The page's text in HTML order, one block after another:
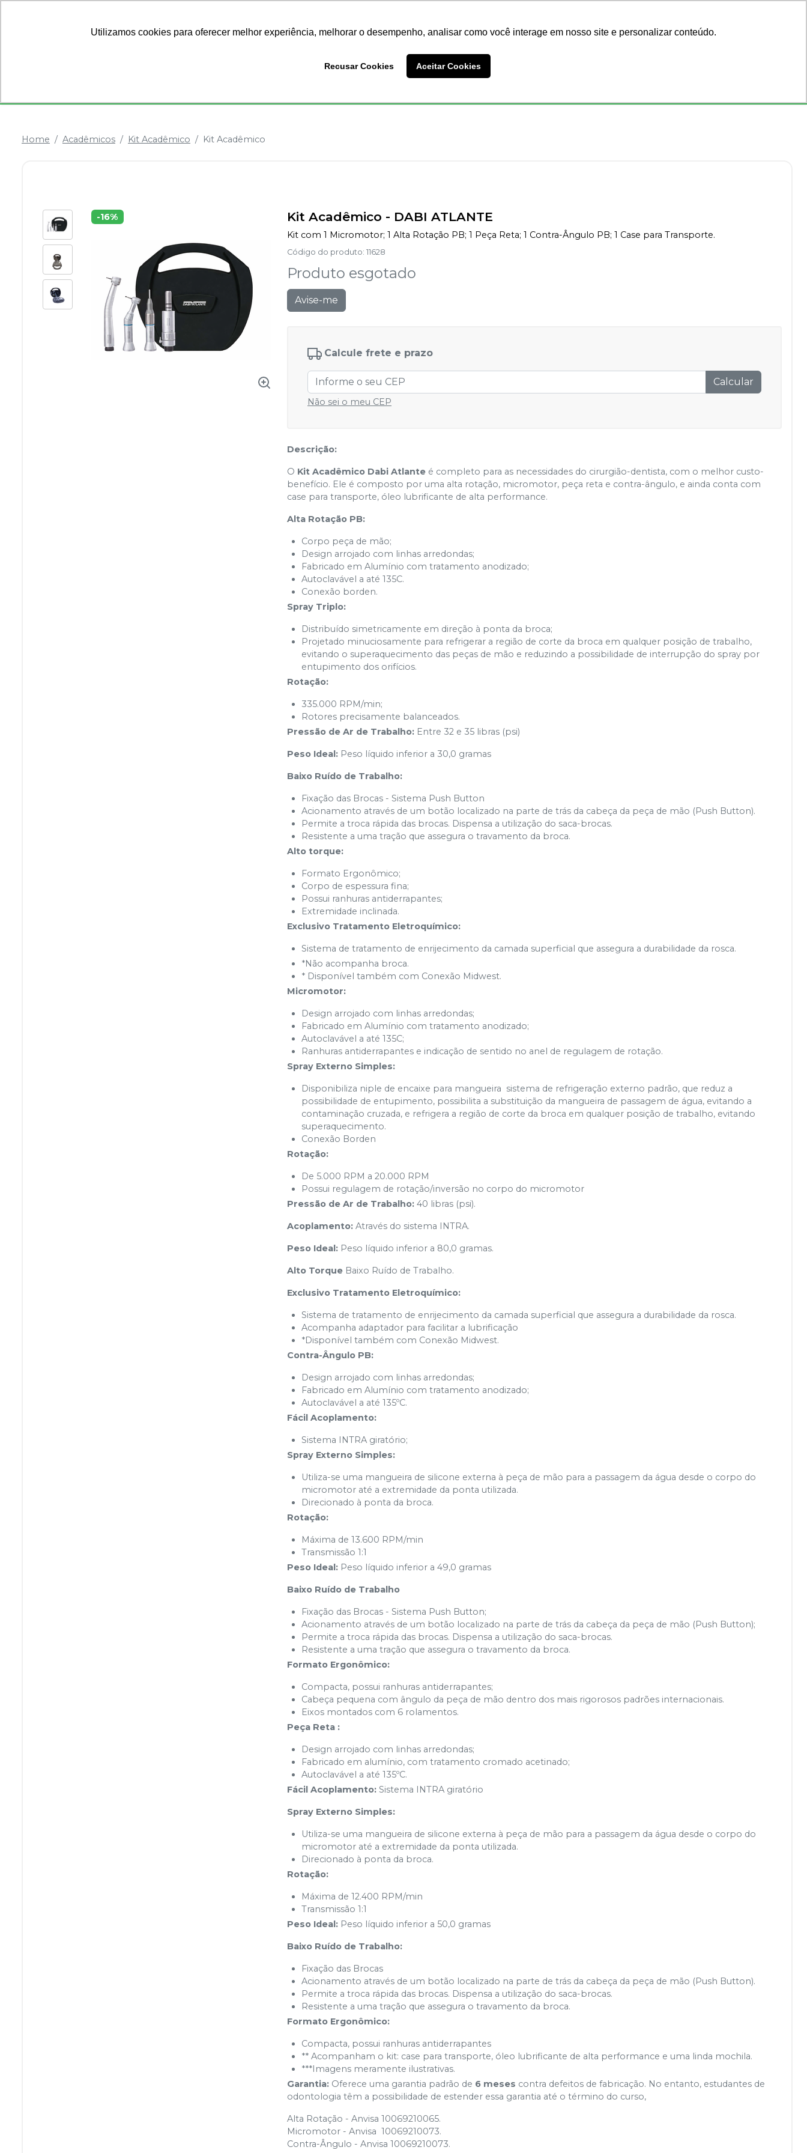
Utilizamos cookies para oferecer melhor experiência, melhorar o desempenho, analisar como você interage em nosso site e personalizar conteúdo.
Recusar Cookies Aceitar Cookies
Home Acadêmicos Kit Acadêmico Kit Acadêmico
-16% Kit Acadêmico - DABI ATLANTE
Kit com 1 Micromotor; 1 Alta Rotação PB; 1 Peça Reta; 1 Contra-Ângulo PB; 1 Case para Transporte.
Código do produto: 11628
Produto esgotado
Avise-me
Calcule frete e prazo
Calcular
Não sei o meu CEP
Descrição:
O Kit Acadêmico Dabi Atlante é completo para as necessidades do cirurgião-dentista, com o melhor custo-
benefício. Ele é composto por uma alta rotação, micromotor, peça reta e contra-ângulo, e ainda conta com
case para transporte, óleo lubrificante de alta performance.
Alta Rotação PB:
Corpo peça de mão;
Design arrojado com linhas arredondas;
Fabricado em Alumínio com tratamento anodizado;
Autoclavável a até 135C.
Conexão borden.
Spray Triplo:
Distribuído simetricamente em direção à ponta da broca;
Projetado minuciosamente para refrigerar a região de corte da broca em qualquer posição de trabalho,
evitando o superaquecimento das peças de mão e reduzindo a possibilidade de interrupção do spray por
entupimento dos orifícios.
Rotação:
335.000 RPM/min;
Rotores precisamente balanceados.
Pressão de Ar de Trabalho: Entre 32 e 35 libras (psi)
Peso Ideal: Peso líquido inferior a 30,0 gramas
Baixo Ruído de Trabalho:
Fixação das Brocas - Sistema Push Button
Acionamento através de um botão localizado na parte de trás da cabeça da peça de mão (Push Button).
Permite a troca rápida das brocas. Dispensa a utilização do saca-brocas.
Resistente a uma tração que assegura o travamento da broca.
Alto torque:
Formato Ergonômico;
Corpo de espessura fina;
Possui ranhuras antiderrapantes;
Extremidade inclinada.
Exclusivo Tratamento Eletroquímico:
Sistema de tratamento de enrijecimento da camada superficial que assegura a durabilidade da rosca.
*Não acompanha broca.
* Disponível também com Conexão Midwest.
Micromotor:
Design arrojado com linhas arredondas;
Fabricado em Alumínio com tratamento anodizado;
Autoclavável a até 135C;
Ranhuras antiderrapantes e indicação de sentido no anel de regulagem de rotação.
Spray Externo Simples:
Disponibiliza niple de encaixe para mangueira  sistema de refrigeração externo padrão, que reduz a
possibilidade de entupimento, possibilita a substituição da mangueira de passagem de água, evitando a
contaminação cruzada, e refrigera a região de corte da broca em qualquer posição de trabalho, evitando
superaquecimento.
Conexão Borden
Rotação:
De 5.000 RPM a 20.000 RPM
Possui regulagem de rotação/inversão no corpo do micromotor
Pressão de Ar de Trabalho: 40 libras (psi).
Acoplamento: Através do sistema INTRA.
Peso Ideal: Peso líquido inferior a 80,0 gramas.
Alto Torque Baixo Ruído de Trabalho.
Exclusivo Tratamento Eletroquímico:
Sistema de tratamento de enrijecimento da camada superficial que assegura a durabilidade da rosca.
Acompanha adaptador para facilitar a lubrificação
*Disponível também com Conexão Midwest.
Contra-Ângulo PB:
Design arrojado com linhas arredondas;
Fabricado em Alumínio com tratamento anodizado;
Autoclavável a até 135ºC.
Fácil Acoplamento:
Sistema INTRA giratório;
Spray Externo Simples:
Utiliza-se uma mangueira de silicone externa à peça de mão para a passagem da água desde o corpo do
micromotor até a extremidade da ponta utilizada.
Direcionado à ponta da broca.
Rotação:
Máxima de 13.600 RPM/min
Transmissão 1:1
Peso Ideal: Peso líquido inferior a 49,0 gramas
Baixo Ruído de Trabalho
Fixação das Brocas - Sistema Push Button;
Acionamento através de um botão localizado na parte de trás da cabeça da peça de mão (Push Button);
Permite a troca rápida das brocas. Dispensa a utilização do saca-brocas.
Resistente a uma tração que assegura o travamento da broca.
Formato Ergonômico:
Compacta, possui ranhuras antiderrapantes;
Cabeça pequena com ângulo da peça de mão dentro dos mais rigorosos padrões internacionais.
Eixos montados com 6 rolamentos.
Peça Reta :
Design arrojado com linhas arredondas;
Fabricado em alumínio, com tratamento cromado acetinado;
Autoclavável a até 135ºC.
Fácil Acoplamento: Sistema INTRA giratório
Spray Externo Simples:
Utiliza-se uma mangueira de silicone externa à peça de mão para a passagem da água desde o corpo do
micromotor até a extremidade da ponta utilizada.
Direcionado à ponta da broca.
Rotação:
Máxima de 12.400 RPM/min
Transmissão 1:1
Peso Ideal: Peso líquido inferior a 50,0 gramas
Baixo Ruído de Trabalho:
Fixação das Brocas
Acionamento através de um botão localizado na parte de trás da cabeça da peça de mão (Push Button).
Permite a troca rápida das brocas. Dispensa a utilização do saca-brocas.
Resistente a uma tração que assegura o travamento da broca.
Formato Ergonômico:
Compacta, possui ranhuras antiderrapantes
** Acompanham o kit: case para transporte, óleo lubrificante de alta performance e uma linda mochila.
***Imagens meramente ilustrativas.
Garantia: Oferece uma garantia padrão de 6 meses contra defeitos de fabricação. No entanto, estudantes de
odontologia têm a possibilidade de estender essa garantia até o término do curso,
Alta Rotação - Anvisa 10069210065.
Micromotor - Anvisa 10069210073.
Contra-Ângulo - Anvisa 10069210073.